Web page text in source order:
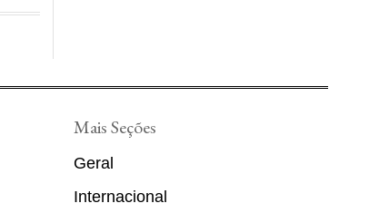
Mais Seções
Geral
Internacional